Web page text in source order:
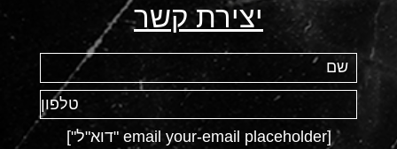
יצירת קשר
[email your-email placeholder "דוא"ל"]